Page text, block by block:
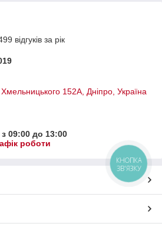
відгуків за рік
152А, Дніпро, Україна
09:00 до 13:00
роботи
КНОПКА
ЗВ'ЯЗКУ